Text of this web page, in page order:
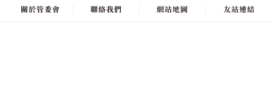
關於管委會 聯絡我們 網站地圖 友站連結